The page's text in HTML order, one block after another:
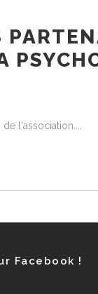
l'association.
Facebook !